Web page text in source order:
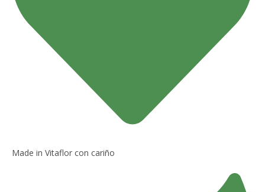
Made in Vitaflor con cariño